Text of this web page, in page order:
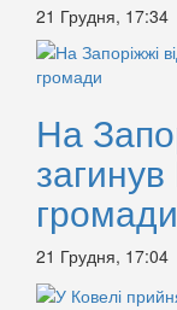
21 Грудня, 17:34
На
громади
21 Грудня, 17:04